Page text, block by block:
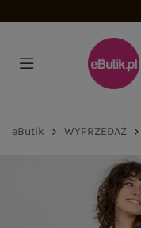
eButik WYPRZEDAŻ